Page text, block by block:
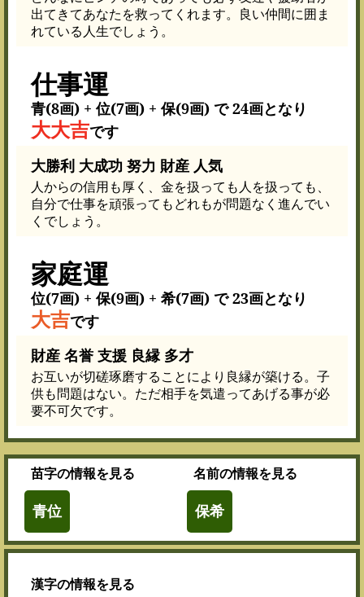
出てきてあなたを救ってくれます。良い仲間に囲ま
れている人生でしょう。
仕事運
青(8画) + 位(7画) + 保(9画) で 24画となり
大大吉です
大勝利 大成功 努力 財産 人気
人からの信用も厚く、金を扱っても人を扱っても、
自分で仕事を頑張ってもどれもが問題なく進んでい
くでしょう。
家庭運
位(7画) + 保(9画) + 希(7画) で 23画となり
大吉です
財産 名誉 支援 良縁 多才
お互いが切磋琢磨することにより良縁が築ける。子
供も問題はない。ただ相手を気遣ってあげる事が必
要不可欠です。
苗字の情報を見る
青位
名前の情報を見る
保希
漢字の情報を見る